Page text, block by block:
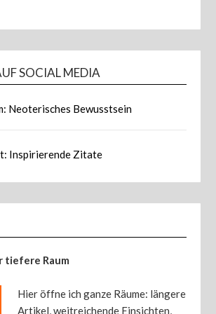
SOCIAL MEDIA
Neoterisches Bewusstsein
Inspirierende Zitate
tiefere Raum
Hier öffne ich ganze Räume: längere
Artikel, weitreichende Einsichten,